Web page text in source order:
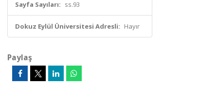
Sayfa Sayıları: ss.93
Dokuz Eylül Üniversitesi Adresli: Hayır
Paylaş